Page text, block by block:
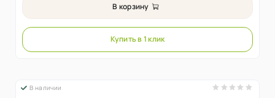
В корзину
Купить в 1 клик
В наличии